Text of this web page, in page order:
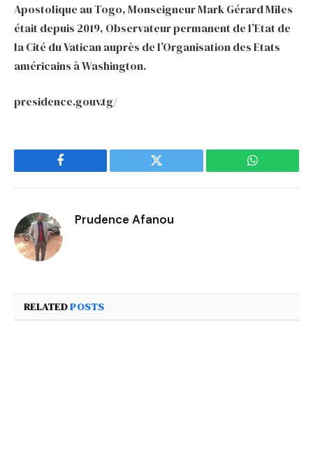
Apostolique au Togo, Monseigneur Mark Gérard Miles
était depuis 2019, Observateur permanent de l’Etat de
la Cité du Vatican auprès de l’Organisation des Etats
américains à Washington.
presidence.gouv.tg/
Facebook Twitter WhatsApp
Prudence Afanou
RELATEDPOSTS